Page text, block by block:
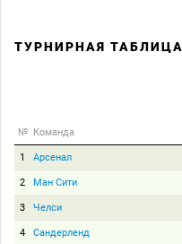
ТУРНИРНАЯ ТАБЛИЦА
№ Команда
1 Арсенал
2 Ман Сити
3 Челси
4 Сандерленд